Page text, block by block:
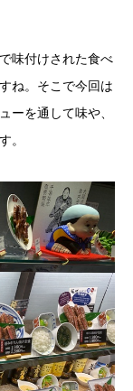
味付けされた食べ
ね。そこで今回は
ーを通して味や、
。